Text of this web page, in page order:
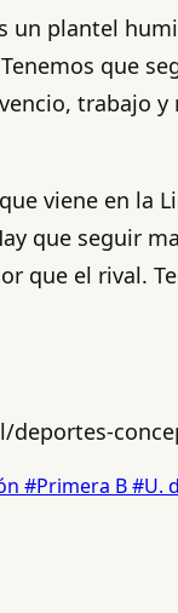
un plantel
que
trabajo
viene en la
que seguir
que el rival.
#Primera B#U.